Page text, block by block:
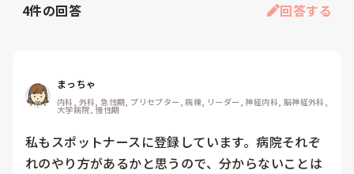
4件の回答 回答する
まっちゃ
内科, 外科, 急性期, プリセプター, 病棟, リーダー, 神経内科, 脳神経外科,
大学病院, 慢性期
私もスポットナースに登録しています。病院それぞ
れのやり方があるかと思うので、分からないことは